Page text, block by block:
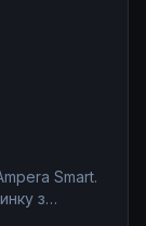
Smart.
з